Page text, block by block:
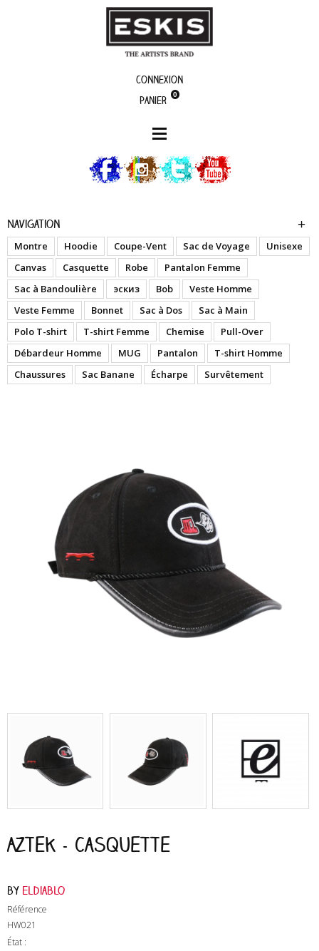
Connexion
Panier
0
boutique
Navigation
Montre Hoodie Coupe-Vent Sac de Voyage
Unisexe
Canvas
Casquette Robe
Pantalon Femme
Sac à Bandoulière
эскиз Bob
Veste Homme
Veste Femme
Bonnet Sac à Dos
Sac à Main
Polo T-shirt
T-shirt Femme Chemise
Pull-Over
Débardeur Homme
MUG Pantalon
T-shirt Homme
Chaussures
Sac Banane Écharpe Survêtement
Aztek - Casquette
by Eldiablo
Référence
HW021
État :